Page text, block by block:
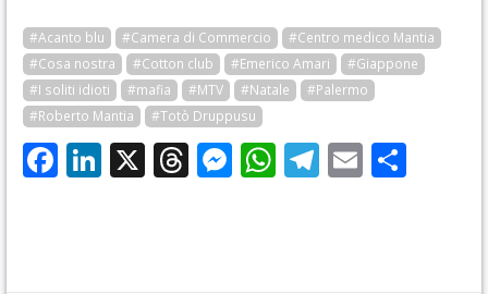
#Acanto blu #Camera di Commercio
#Centro medico Mantia
#Cosa nostra
#Cotton club #Emerico Amari
#Giappone
#I soliti idioti
#mafia #MTV #Natale
#Palermo
#Roberto Mantia
#Totò Druppusu
Facebook
LinkedIn
X Threads
Messenger
WhatsApp
Telegram
Email